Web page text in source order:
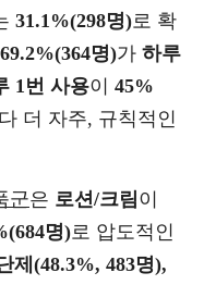
31.1%(298명)로 확
69.2%(364명)가 하루
1번 사용이 45%
더 자주, 규칙적인
군은 로션/크림이
명)로 압도적인
제(48.3%, 483명),